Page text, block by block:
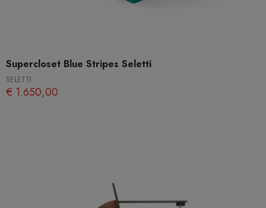
Supercloset Blue Stripes Seletti
SELETTI
€ 1.650,00